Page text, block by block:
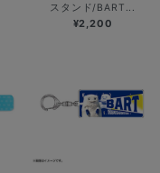
スタンド/BART...
¥2,200